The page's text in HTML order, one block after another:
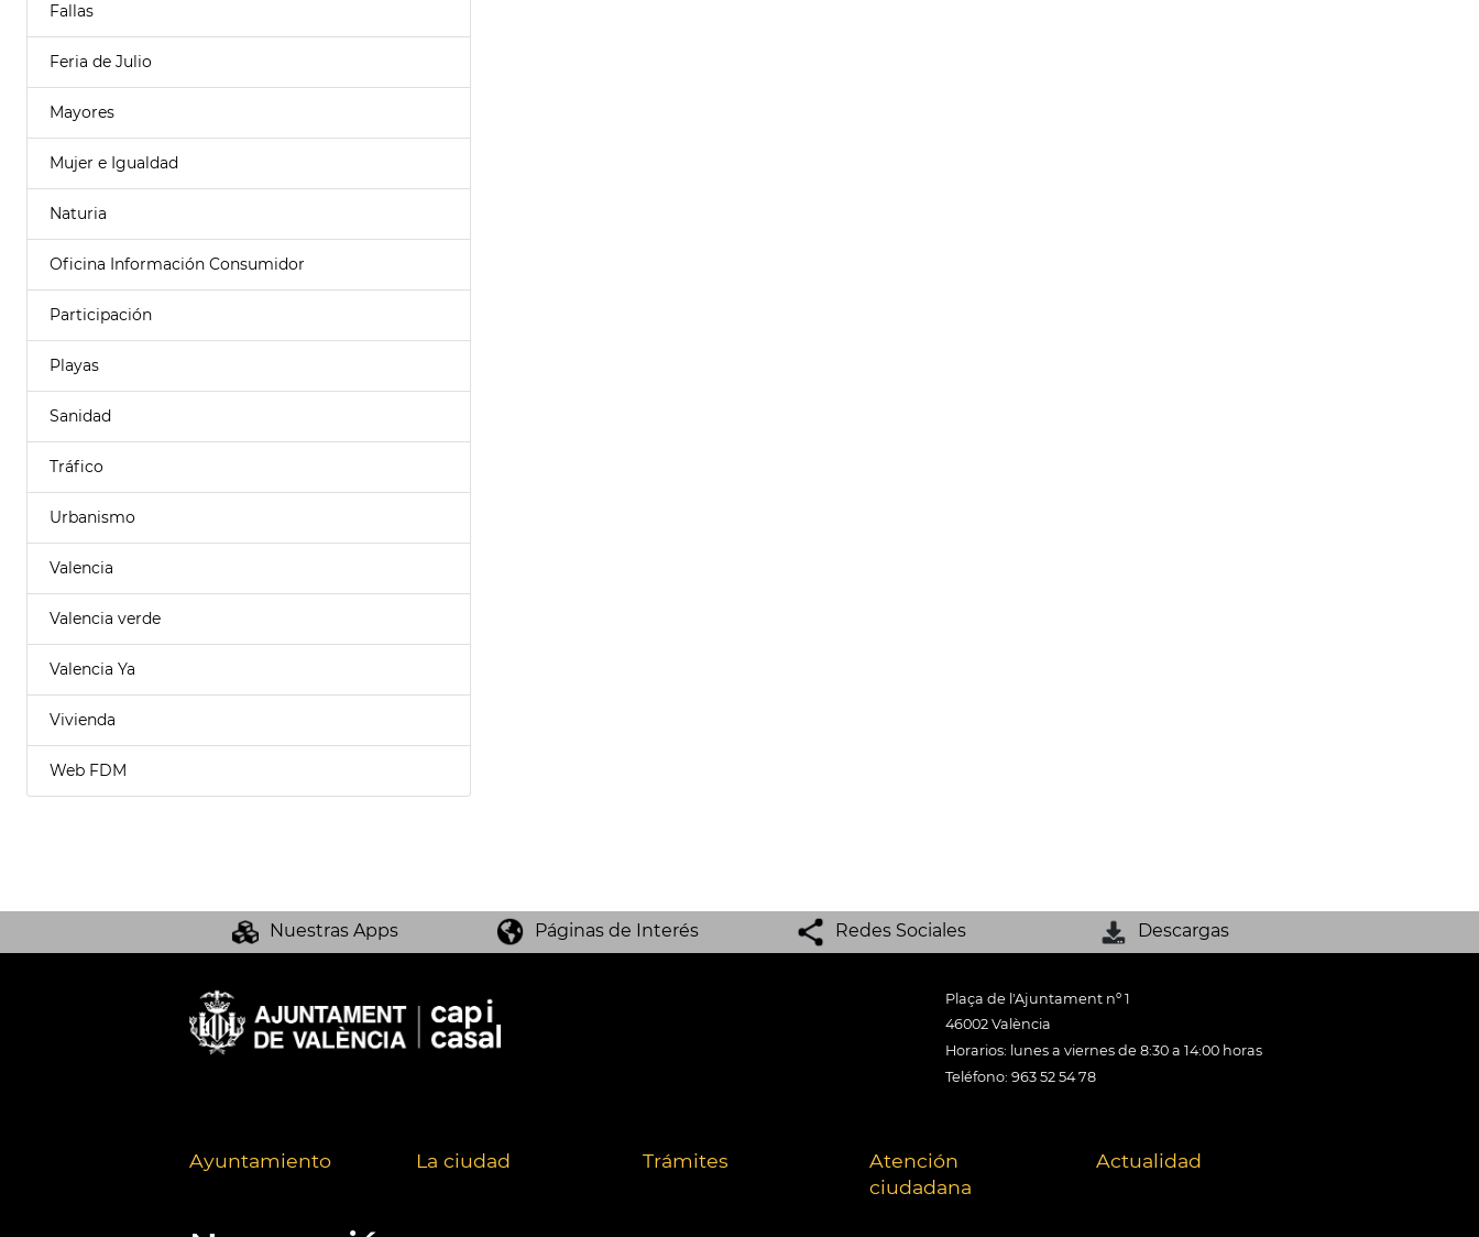
Fallas
Feria de Julio
Mayores
Mujer e Igualdad
Naturia
Oficina Información Consumidor
Participación
Playas
Sanidad
Tráfico
Urbanismo
Valencia
Valencia verde
Valencia Ya
Vivienda
Web FDM
Nuestras Apps Páginas de Interés Redes Sociales Descargas
Plaça de l'Ajuntament nº 1
46002 València
Horarios: lunes a viernes de 8:30 a 14:00 horas
Teléfono: 963 52 54 78
Ayuntamiento La ciudad Trámites
Atención
ciudadana
Actualidad